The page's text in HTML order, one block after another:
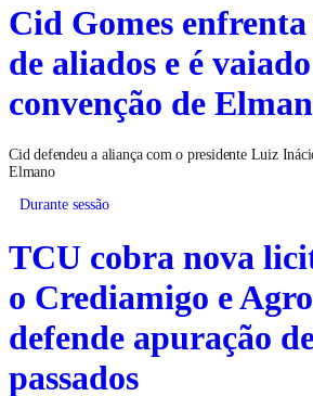
Cid Gomes enfrenta
de aliados e é
convenção de
Cid defendeu a aliança com o presidente Luiz
Elmano
Durante sessão
TCU cobra nova
o Crediamigo e
defende apuração
passados